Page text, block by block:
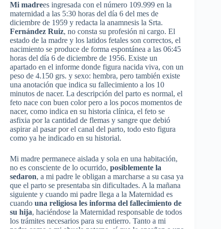
Mi madrees ingresada con el número 109.999 en la
maternidad a las 5:30 horas del día 6 del mes de
diciembre de 1959 y redacta la anamnesis la Srta.
Fernández Ruiz, no consta su profesión ni cargo. El
estado de la madre y los latidos fetales son correctos, el
nacimiento se produce de forma espontánea a las 06:45
horas del día 6 de diciembre de 1956. Existe un
apartado en el informe donde figura nacida viva, con un
peso de 4.150 grs. y sexo: hembra, pero también existe
una anotación que indica su fallecimiento a los 10
minutos de nacer. La descripción del parto es normal, el
feto nace con buen colorpero a los pocos momentos de
nacer, como indica en su historia clínica, el feto se
asfixia porla cantidad de flemas y sangre que debió
aspiraral pasar porel canal del parto, todo esto figura
como ya he indicado en su historial.
Mi madre permanece aislada y sola en una habitación,
no es consciente de lo ocurrido, posiblemente la
sedaron, a mi padre le obligan a marcharse a su casa ya
que el parto se presentaba sin dificultades. A la mañana
siguiente y cuando mi padre llega a la Maternidad es
cuando una religiosa les informa del fallecimiento de
su hija, haciéndose la Maternidad responsable de todos
los trámites necesarios para su entierro. Tanto a mi